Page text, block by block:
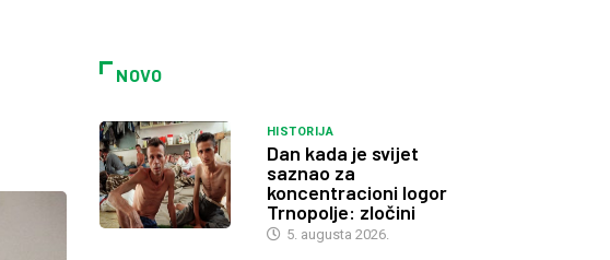
NOVO
HISTORIJA
Dan kada je svijet
saznao za
koncentracioni logor
Trnopolje: zločini
5. augusta 2026.